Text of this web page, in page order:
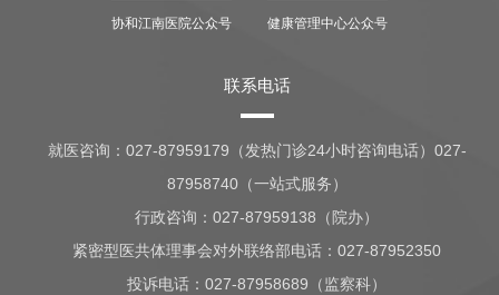
协和江南医院公众号 健康管理中心公众号
联系电话
就医咨询： 027-87959179（发热门诊24小时咨询电话）027-
87958740（一站式服务）
行政咨询：027-87959138（院办）
紧密型医共体理事会对外联络部电话：027-87952350
投诉电话：027-87958689（监察科）